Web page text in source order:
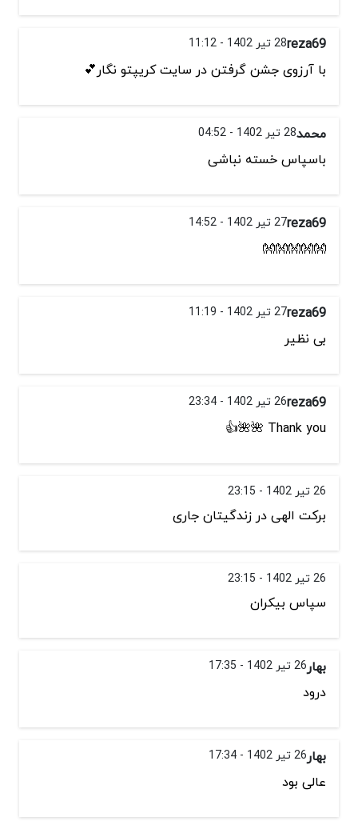
reza6928 تیر 1402 - 11:12
با آرزوی جشن گرفتن در سایت کریپتو نگار💕
محمد28 تیر 1402 - 04:52
باسپاس خسته نباشی
reza6927 تیر 1402 - 14:52
👐👐👐👐👐
reza6927 تیر 1402 - 11:19
بی نظیر
reza6926 تیر 1402 - 23:34
Thank you 🌺🌺👍
26 تیر 1402 - 23:15
برکت الهی در زندگیتان جاری
26 تیر 1402 - 23:15
سپاس بیکران
بهار26 تیر 1402 - 17:35
درود
بهار26 تیر 1402 - 17:34
عالی بود